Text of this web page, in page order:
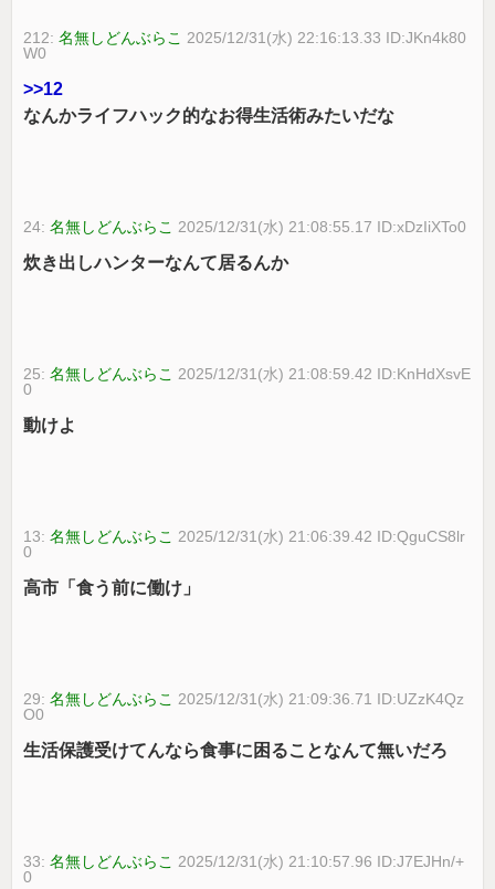
212:名無しどんぶらこ 2025/12/31(水) 22:16:13.33 ID:JKn4k80
W0
>>12
なんかライフハック的なお得生活術みたいだな
24:名無しどんぶらこ 2025/12/31(水) 21:08:55.17 ID:xDzIiXTo0
炊き出しハンターなんて居るんか
25:名無しどんぶらこ 2025/12/31(水) 21:08:59.42 ID:KnHdXsvE
0
動けよ
13:名無しどんぶらこ 2025/12/31(水) 21:06:39.42 ID:QguCS8lr
0
高市「食う前に働け」
29:名無しどんぶらこ 2025/12/31(水) 21:09:36.71 ID:UZzK4Qz
O0
生活保護受けてんなら食事に困ることなんて無いだろ
33:名無しどんぶらこ 2025/12/31(水) 21:10:57.96 ID:J7EJHn/+
0